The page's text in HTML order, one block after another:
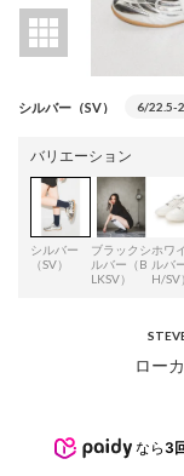
シルバー（SV） 6/22.5-
バリエーション
シルバー
（SV）
ブラックシ
ルバー（B
LKSV）
ホワ
ルバ
H/SV）
ロー
なら 3